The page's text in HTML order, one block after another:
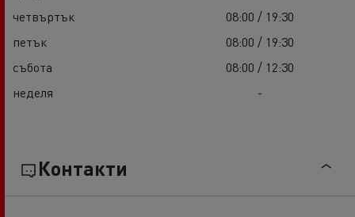
четвъртък
08:00 / 19:30
петък
08:00 / 19:30
събота
08:00 / 12:30
неделя
-
Контакти